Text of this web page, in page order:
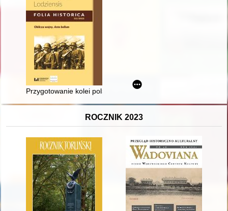
Przygotowanie kolei polskich do mobilizacji i wojny w 1939
ROCZNIK 2023